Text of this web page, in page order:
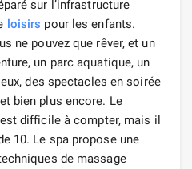
sur l’infrastructure
loisirs pour les enfants.
ne pouvez que rêver, et un
un parc aquatique, un
des spectacles en soirée
bien plus encore. Le
difficile à compter, mais il
10. Le spa propose une
de massage